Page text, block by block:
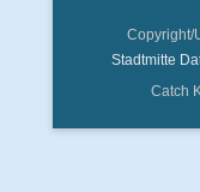
Copyright/
Stadtmitte
Catch